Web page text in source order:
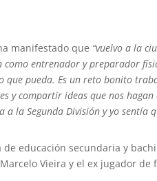
manifestado que “vuelvo a la
entrenador y preparador
que pueda. Es un reto bonito
y compartir ideas que nos hagan
a la Segunda División y yo sentía
educación secundaria y
Vieira y el ex jugador de